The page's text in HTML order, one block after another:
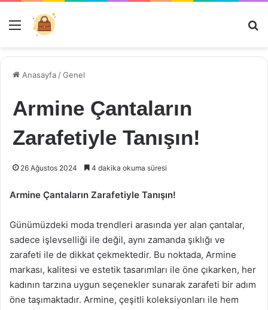
Menü
Anasayfa /Genel
Armine Çantaların
Zarafetiyle Tanışın!
26 Ağustos 2024 4 dakika okuma süresi
Armine Çantaların Zarafetiyle Tanışın!
Günümüzdeki moda trendleri arasında yer alan çantalar,
sadece işlevselliği ile değil, aynı zamanda şıklığı ve
zarafeti ile de dikkat çekmektedir. Bu noktada, Armine
markası, kalitesi ve estetik tasarımları ile öne çıkarken, her
kadının tarzına uygun seçenekler sunarak zarafeti bir adım
öne taşımaktadır. Armine, çeşitli koleksiyonları ile hem